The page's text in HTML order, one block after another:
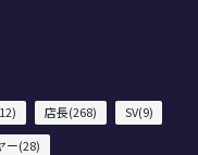
店長(268)
SV(9)
ー(28)